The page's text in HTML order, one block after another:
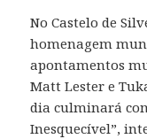
No Castelo de
homenagem
apontamentos
Matt Lester e
dia culminará
Inesquecível”,